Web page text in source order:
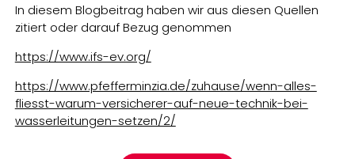
In diesem Blogbeitrag haben wir aus diesen Quellen
zitiert oder darauf Bezug genommen
https://www.ifs-ev.org/
https://www.pfefferminzia.de/zuhause/wenn-alles-
fliesst-warum-versicherer-auf-neue-technik-bei-
wasserleitungen-setzen/2/